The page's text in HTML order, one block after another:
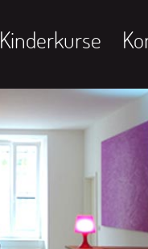
Kinderkurse